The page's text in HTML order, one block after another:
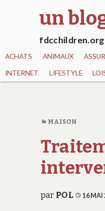
un
fdcchildren.org
ACHATS ANIMAUX
INTERNET LIFESTYLE
MAISON
par POL 16 MAI